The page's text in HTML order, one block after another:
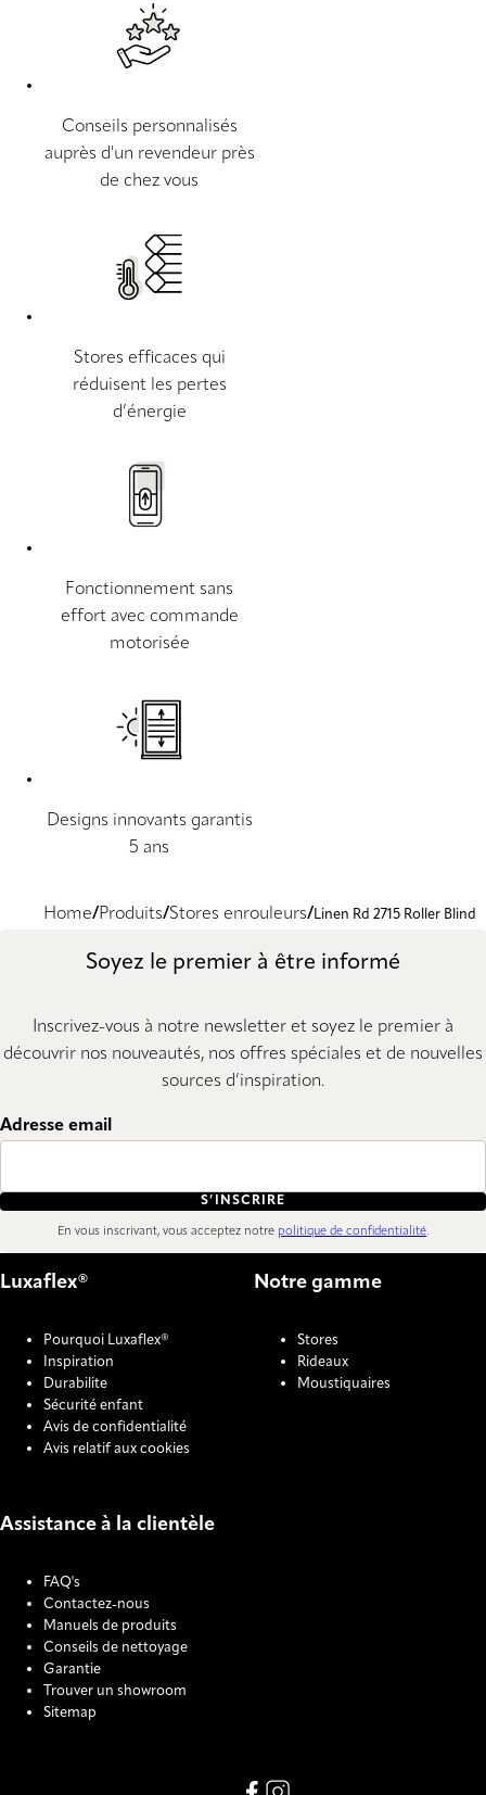
Conseils personnalisés
auprès d'un revendeur près
de chez vous
Stores efficaces qui
réduisent les pertes
d’énergie
Fonctionnement sans
effort avec commande
motorisée
Designs innovants garantis
5 ans
Home Produits Stores enrouleurs Linen Rd 2715 Roller Blind
Soyez le premier à être informé
Inscrivez-vous à notre newsletter et soyez le premier à
découvrir nos nouveautés, nos offres spéciales et de nouvelles
sources d’inspiration.
Adresse email
S’INSCRIRE
En vous inscrivant, vous acceptez notre politique de confidentialité.
Luxaflex®
Pourquoi Luxaflex®
Inspiration
Durabilite
Sécurité enfant
Avis de confidentialité
Avis relatif aux cookies
Notre gamme
Stores
Rideaux
Moustiquaires
Assistance à la clientèle
FAQ's
Contactez-nous
Manuels de produits
Conseils de nettoyage
Garantie
Trouver un showroom
Sitemap
Link missing Display text from
Link missing Display text